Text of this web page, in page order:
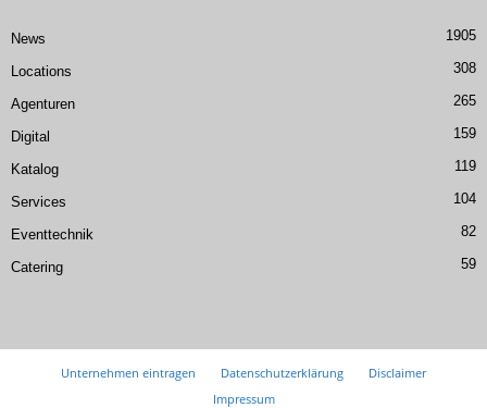
News 1905
Locations 308
Agenturen 265
Digital 159
Katalog 119
Services 104
Eventtechnik 82
Catering 59
Unternehmen eintragen Datenschutzerklärung
Disclaimer
Impressum